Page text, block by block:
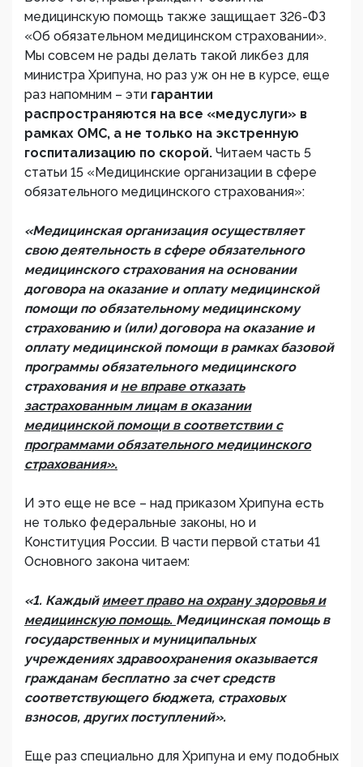
медицинскую помощь также защищает 326-ФЗ
«Об обязательном медицинском страховании».
Мы совсем не рады делать такой ликбез для
министра Хрипуна, но раз уж он не в курсе, еще
раз напомним – эти гарантии
распространяются на все «медуслуги» в
рамках ОМС, а не только на экстренную
госпитализацию по скорой. Читаем часть 5
статьи 15 «Медицинские организации в сфере
обязательного медицинского страхования»:
«Медицинская организация осуществляет
свою деятельность в сфере обязательного
медицинского страхования на основании
договора на оказание и оплату медицинской
помощи по обязательному медицинскому
страхованию и (или) договора на оказание и
оплату медицинской помощи в рамках базовой
программы обязательного медицинского
страхования и не вправе отказать
застрахованным лицам в оказании
медицинской помощи в соответствии с
программами обязательного медицинского
страхования».
И это еще не все – над приказом Хрипуна есть
не только федеральные законы, но и
Конституция России. В части первой статьи 41
Основного закона читаем:
«1. Каждый имеет право на охрану здоровья и
медицинскую помощь. Медицинская помощь в
государственных и муниципальных
учреждениях здравоохранения оказывается
гражданам бесплатно за счет средств
соответствующего бюджета, страховых
взносов, других поступлений».
Еще раз специально для Хрипуна и ему подобных